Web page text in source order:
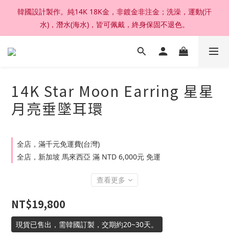
加入官網會員，結帳享92折扣 ; 滿六千刷卡分期零利率。
韓國設計製作。純14K 18K金，非鍍金非注金；洗澡，運動(汗
水)，潛水(海水)，皆可佩戴，終身保固不退色。
加入官網會員，結帳享92折扣 ; 滿六千刷卡分期零利率。
14K Star Moon Earring 星星
月亮垂墜耳環
全店，滿千元免運費(台灣)
全店，新加坡 馬來西亞 滿 NTD 6,000元 免運
查看更多
NT$19,800
現貨已售出，需韓國訂製，交期約20~30天。